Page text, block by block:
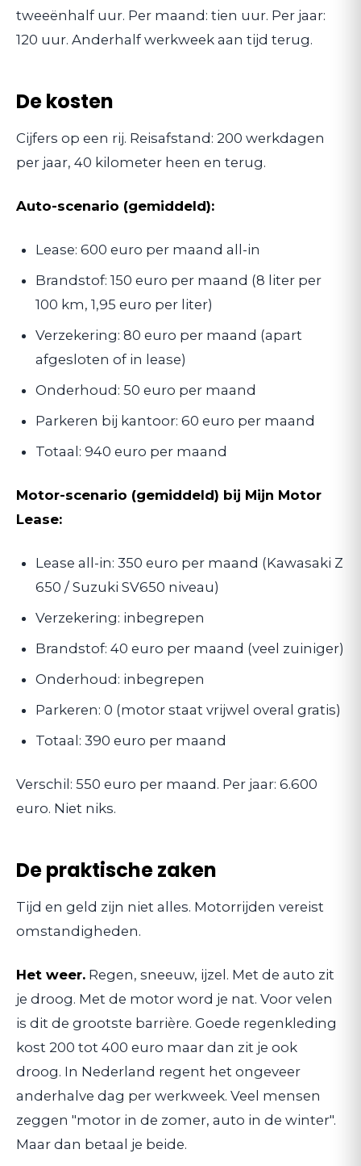
tweeënhalf uur. Per maand: tien uur. Per jaar:
120 uur. Anderhalf werkweek aan tijd terug.
De kosten
Cijfers op een rij. Reisafstand: 200 werkdagen
per jaar, 40 kilometer heen en terug.
Auto-scenario (gemiddeld):
Lease: 600 euro per maand all-in
Brandstof: 150 euro per maand (8 liter per
100 km, 1,95 euro per liter)
Verzekering: 80 euro per maand (apart
afgesloten of in lease)
Onderhoud: 50 euro per maand
Parkeren bij kantoor: 60 euro per maand
Totaal: 940 euro per maand
Motor-scenario (gemiddeld) bij Mijn Motor
Lease:
Lease all-in: 350 euro per maand (Kawasaki Z
650 / Suzuki SV650 niveau)
Verzekering: inbegrepen
Brandstof: 40 euro per maand (veel zuiniger)
Onderhoud: inbegrepen
Parkeren: 0 (motor staat vrijwel overal gratis)
Totaal: 390 euro per maand
Verschil: 550 euro per maand. Per jaar: 6.600
euro. Niet niks.
De praktische zaken
Tijd en geld zijn niet alles. Motorrijden vereist
omstandigheden.
Het weer. Regen, sneeuw, ijzel. Met de auto zit
je droog. Met de motor word je nat. Voor velen
is dit de grootste barrière. Goede regenkleding
kost 200 tot 400 euro maar dan zit je ook
droog. In Nederland regent het ongeveer
anderhalve dag per werkweek. Veel mensen
zeggen "motor in de zomer, auto in de winter".
Maar dan betaal je beide.